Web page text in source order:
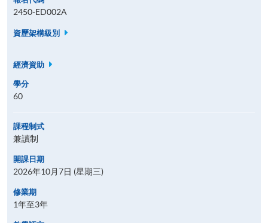
2450-ED002A
資歷架構級別
經濟資助
學分
60
課程制式
兼讀制
開課日期
2026年10月7日 (星期三)
修業期
1年至3年